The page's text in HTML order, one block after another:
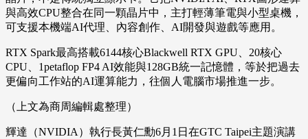
與高效CPU整合在同一顆晶片中，主打輕薄筆電與小型桌機，
可支援本機端AI代理、內容創作、AI開發與遊戲等應用。
RTX Spark最高搭載6144核心Blackwell RTX GPU、20核心
CPU、1petaflop FP4 AI效能與128GB統一記憶體，等於把過去
更偏向工作站的AI運算能力，往個人電腦市場推進一步。
（上文為商周編輯處整理）
輝達（NVIDIA）執行長黃仁勳6月1日在GTC Taipei主題演講